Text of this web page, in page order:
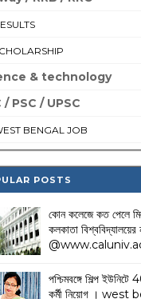
& technology
/ PSC / UPSC
BENGAL JOB
POSTS
কোন কলেজে কত পেলে
কলকাতা
পশ্চিমবঙ্গে শিল্প
কর্মী নিয়োগ ।